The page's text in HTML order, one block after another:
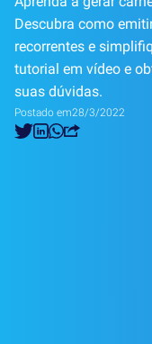
Descubra como
recorrentes e
tutorial em vídeo e
suas dúvidas.
Postado em28/3/2022